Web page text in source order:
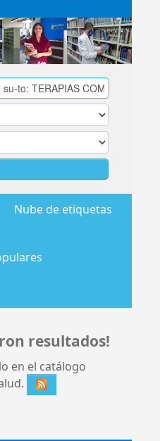
Nube de etiquetas
resultados!
en el catálogo